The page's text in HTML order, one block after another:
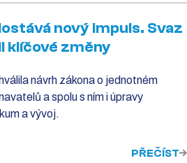
nový impuls. Svaz
klíčové změny
návrh zákona o jednotném
a spolu s ním i úpravy
a vývoj.
PŘEČÍST